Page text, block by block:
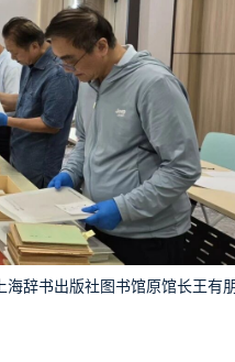
辞书出版社图书馆原馆长王有